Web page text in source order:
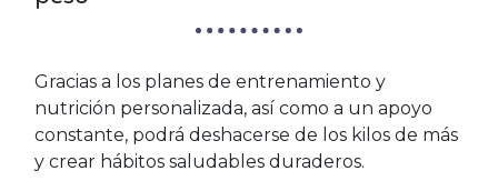
Gracias a los planes de entrenamiento y
nutrición personalizada, así como a un apoyo
constante, podrá deshacerse de los kilos de más
y crear hábitos saludables duraderos.